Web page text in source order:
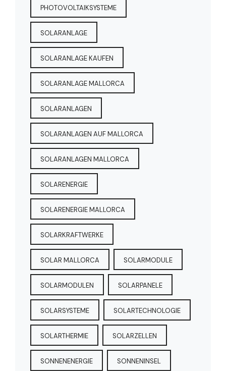
PHOTOVOLTAIKSYSTEME
SOLARANLAGE
SOLARANLAGE KAUFEN
SOLARANLAGE MALLORCA
SOLARANLAGEN
SOLARANLAGEN AUF MALLORCA
SOLARANLAGEN MALLORCA
SOLARENERGIE
SOLARENERGIE MALLORCA
SOLARKRAFTWERKE
SOLAR MALLORCA SOLARMODULE
SOLARMODULEN SOLARPANELE
SOLARSYSTEME SOLARTECHNOLOGIE
SOLARTHERMIE SOLARZELLEN
SONNENENERGIE SONNENINSEL